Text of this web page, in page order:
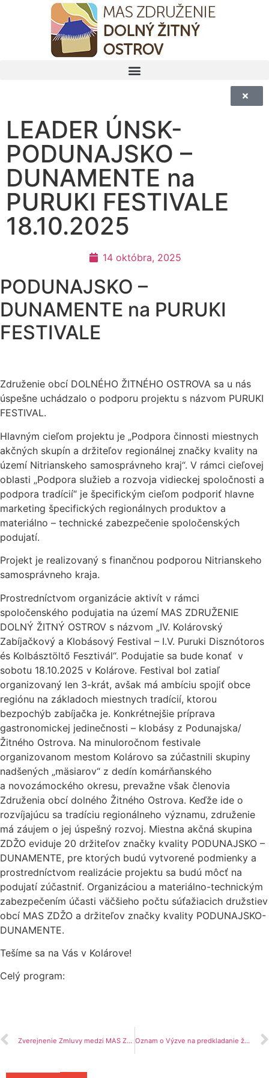
LEADER ÚNSK-
PODUNAJSKO –
DUNAMENTE na
PURUKI FESTIVALE
18.10.2025
14 októbra, 2025
PODUNAJSKO –
DUNAMENTE na PURUKI
FESTIVALE
Združenie obcí DOLNÉHO ŽITNÉHO OSTROVA sa u nás
úspešne uchádzalo o podporu projektu s názvom PURUKI
FESTIVAL.
Hlavným cieľom projektu je „Podpora činnosti miestnych
akčných skupín a držiteľov regionálnej značky kvality na
území Nitrianskeho samosprávneho kraj“. V rámci cieľovej
oblasti „Podpora služieb a rozvoja vidieckej spoločnosti a
podpora tradícií“ je špecifickým cieľom podporiť hlavne
marketing špecifických regionálnych produktov a
materiálno – technické zabezpečenie spoločenských
podujatí.
Projekt je realizovaný s finančnou podporou Nitrianskeho
samosprávneho kraja.
Prostredníctvom organizácie aktivít v rámci
spoločenského podujatia na území MAS ZDRUŽENIE
DOLNÝ ŽITNÝ OSTROV s názvom „IV. Kolárovský
Zabíjačkový a Klobásový Festival – I.V. Puruki Disznótoros
és Kolbásztöltő Fesztivál“. Podujatie sa bude konať v
sobotu 18.10.2025 v Kolárove. Festival bol zatiaľ
organizovaný len 3-krát, avšak má ambíciu spojiť obce
regiónu na základoch miestnych tradícií, ktorou
bezpochýb zabíjačka je. Konkrétnejšie príprava
gastronomickej jedinečnosti – klobásy z Podunajska/
Žitného Ostrova. Na minuloročnom festivale
organizovanom mestom Kolárovo sa zúčastnili skupiny
nadšených „mäsiarov“ z dedín komárňanského
a novozámockého okresu, prevažne však členovia
Združenia obcí dolného Žitného Ostrova. Keďže ide o
rozvíjajúcu sa tradíciu regionálneho významu, združenie
má záujem o jej úspešný rozvoj. Miestna akčná skupina
ZDŽO eviduje 20 držiteľov značky kvality PODUNAJSKO –
DUNAMENTE, pre ktorých budú vytvorené podmienky a
prostredníctvom realizácie projektu sa budú môcť na
podujatí zúčastniť. Organizáciou a materiálno-technickým
zabezpečením účasti väčšieho počtu súťažiacich družstiev
obcí MAS ZDŽO a držiteľov značky kvality PODUNAJSKO-
DUNAMENTE.
Tešíme sa na Vás v Kolárove!
Celý program:
Zverejnenie Zmluvy medzi MAS ZDŽO a konečným užívateľom v rámci výzvy na poskytnutie dotácie z rozpočtu Nitrianskeho samosprávneho kraja na podporu činnosti miestnych akčných skupín a držiteľov regionálnej značky kvality na území Nitrianskeho samosprávneho kraja – LEADER NSK na rok 2025 Oznam o Výzve na predkladanie žiadostí o dotáciu od Nitrianskeho samosprávneho kraja na rok 2026 – LEADER NSK